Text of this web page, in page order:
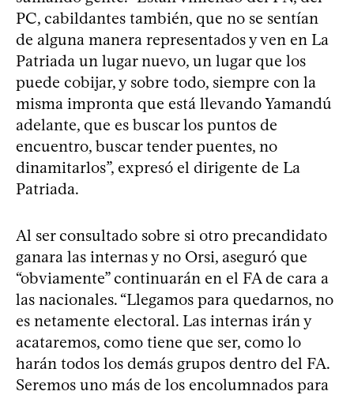
PC, cabildantes también, que no se sentían
de alguna manera representados y ven en La
Patriada un lugar nuevo, un lugar que los
puede cobijar, y sobre todo, siempre con la
misma impronta que está llevando Yamandú
adelante, que es buscar los puntos de
encuentro, buscar tender puentes, no
dinamitarlos”, expresó el dirigente de La
Patriada.
Al ser consultado sobre si otro precandidato
ganara las internas y no Orsi, aseguró que
“obviamente” continuarán en el FA de cara a
las nacionales. “Llegamos para quedarnos, no
es netamente electoral. Las internas irán y
acataremos, como tiene que ser, como lo
harán todos los demás grupos dentro del FA.
Seremos uno más de los encolumnados para